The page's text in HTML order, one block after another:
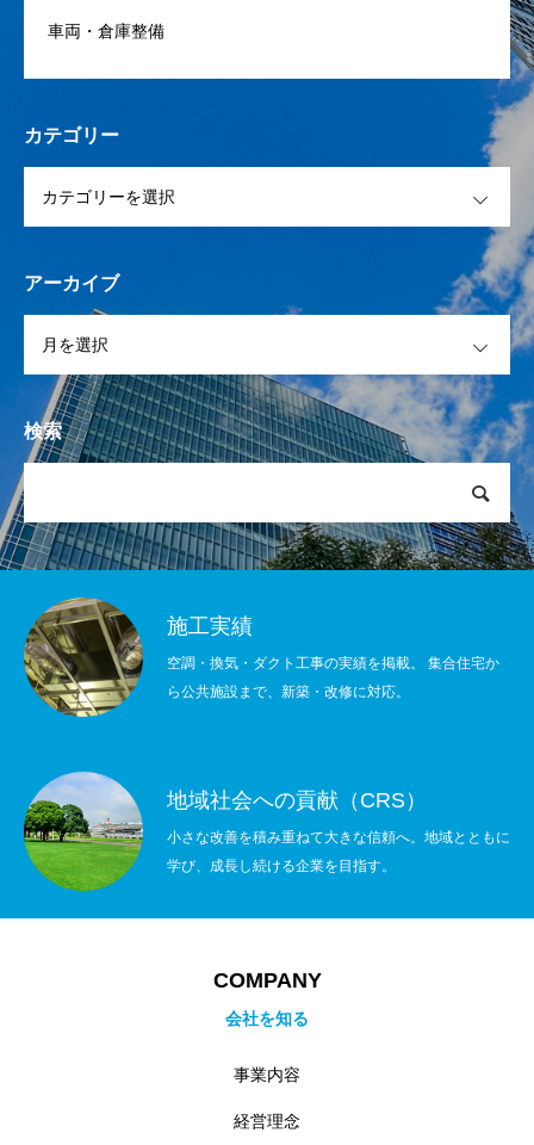
車両・倉庫整備
カテゴリー
アーカイブ
検索
施工実績
空調・換気・ダクト工事の実績を掲載。 集合住宅か
ら公共施設まで、新築・改修に対応。
地域社会への貢献（CRS）
小さな改善を積み重ねて大きな信頼へ。地域とともに
学び、成長し続ける企業を目指す。
COMPANY
会社を知る
事業内容
経営理念